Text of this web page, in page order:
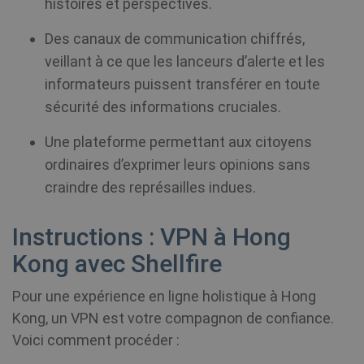
histoires et perspectives.
Des canaux de communication chiffrés,
veillant à ce que les lanceurs d’alerte et les
informateurs puissent transférer en toute
sécurité des informations cruciales.
Une plateforme permettant aux citoyens
ordinaires d’exprimer leurs opinions sans
craindre des représailles indues.
Instructions : VPN à Hong
Kong avec Shellfire
Pour une expérience en ligne holistique à Hong
Kong, un VPN est votre compagnon de confiance.
Voici comment procéder :
SF_Referal www.shellfire.fr
__cflb
Cloudflare, Inc.
m
Stripe
m.stripe.com
1 an 1
.shellfire.fr